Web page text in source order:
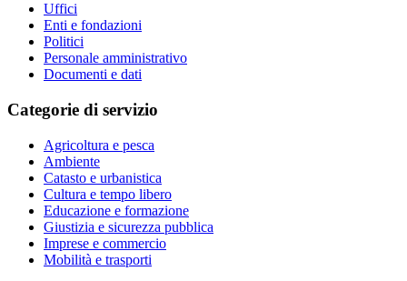
Uffici
Enti e fondazioni
Politici
Personale amministrativo
Documenti e dati
Categorie di servizio
Agricoltura e pesca
Ambiente
Catasto e urbanistica
Cultura e tempo libero
Educazione e formazione
Giustizia e sicurezza pubblica
Imprese e commercio
Mobilità e trasporti